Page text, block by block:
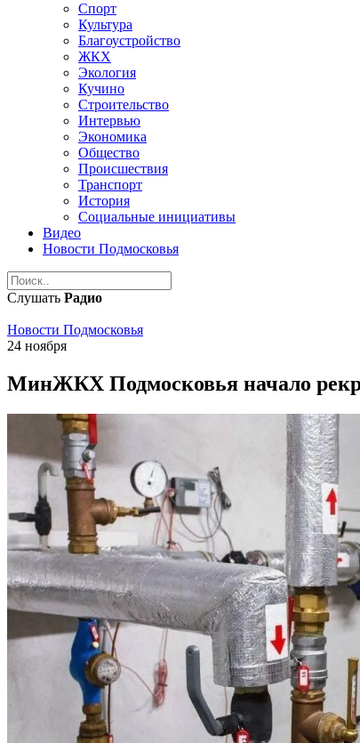
Спорт
Культура
Благоустройство
ЖКХ
Экология
Кучино
Строительство
Интервью
Экономика
Общество
Происшествия
Транспорт
История
Социальные инициативы
Видео
Новости Подмосковья
Слушать Радио
Новости Подмосковья
24 ноября
МинЖКХ Подмосковья начало